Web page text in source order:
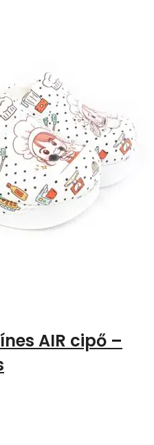
AIR cipő –